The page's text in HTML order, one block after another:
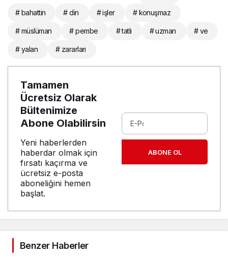
# bahattin # din # işler # konuşmaz
# müslüman # pembe # tatlı # uzman # ve
# yalan # zararları
Tamamen
Ücretsiz Olarak
Bültenimize
Abone Olabilirsin
Yeni haberlerden
haberdar olmak için
fırsatı kaçırma ve
ücretsiz e-posta
aboneliğini hemen
başlat.
ABONE OL
Benzer Haberler